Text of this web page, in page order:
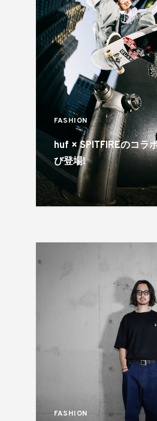
FASHION
huf × SPITFIREのコラ
び登場!
FASHION